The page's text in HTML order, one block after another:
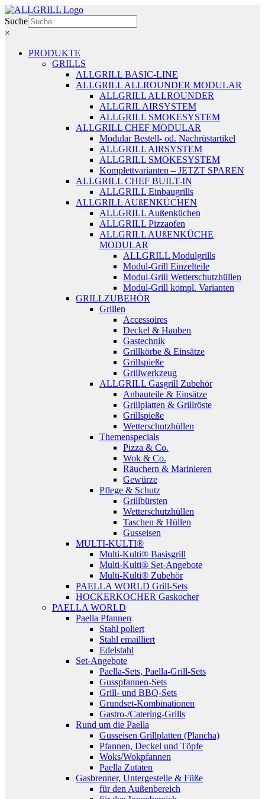
Zum
Inhalt
springen
Suche
×
PRODUKTE
GRILLS
ALLGRILL BASIC-LINE
ALLGRILL ALLROUNDER MODULAR
ALLGRILL ALLROUNDER
ALLGRIL AIRSYSTEM
ALLGRILL SMOKESYSTEM
ALLGRILL CHEF MODULAR
Modular Bestell- od. Nachrüstartikel
ALLGRILL AIRSYSTEM
ALLGRILL SMOKESYSTEM
Komplettvarianten – JETZT SPAREN
ALLGRILL CHEF BUILT-IN
ALLGRILL Einbaugrills
ALLGRILL AUßENKÜCHEN
ALLGRILL Außenküchen
ALLGRILL Pizzaofen
ALLGRILL AUßENKÜCHE
MODULAR
ALLGRILL Modulgrills
Modul-Grill Einzelteile
Modul-Grill Wetterschutzhüllen
Modul-Grill kompl. Varianten
GRILLZUBEHÖR
Grillen
Accessoires
Deckel & Hauben
Gastechnik
Grillkörbe & Einsätze
Grillspieße
Grillwerkzeug
ALLGRILL Gasgrill Zubehör
Anbauteile & Einsätze
Grillplatten & Grillröste
Grillspieße
Wetterschutzhüllen
Themenspecials
Pizza & Co.
Wok & Co.
Räuchern & Marinieren
Gewürze
Pflege & Schutz
Grillbürsten
Wetterschutzhüllen
Taschen & Hüllen
Gusseisen
MULTI-KULTI®
Multi-Kulti® Basisgrill
Multi-Kulti® Set-Angebote
Multi-Kulti® Zubehör
PAELLA WORLD Grill-Sets
HOCKERKOCHER Gaskocher
PAELLA WORLD
Paella Pfannen
Stahl poliert
Stahl emailliert
Edelstahl
Set-Angebote
Paella-Sets, Paella-Grill-Sets
Gusspfannen-Sets
Grill- und BBQ-Sets
Grundset-Kombinationen
Gastro-/Catering-Grills
Rund um die Paella
Gusseisen Grillplatten (Plancha)
Pfannen, Deckel und Töpfe
Woks/Wokpfannen
Paella Zutaten
Gasbrenner, Untergestelle & Füße
für den Außenbereich